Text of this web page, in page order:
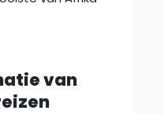
van